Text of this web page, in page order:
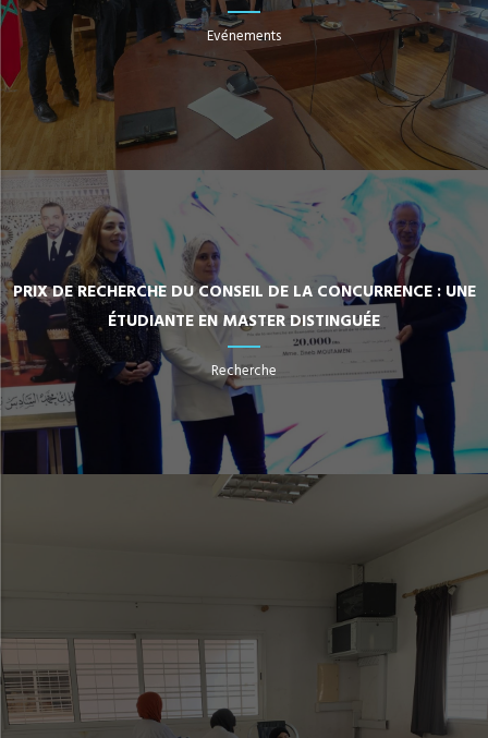
Evénements
PRIX DE RECHERCHE DU CONSEIL DE LA CONCURRENCE : UNE
ÉTUDIANTE EN MASTER DISTINGUÉE
Recherche